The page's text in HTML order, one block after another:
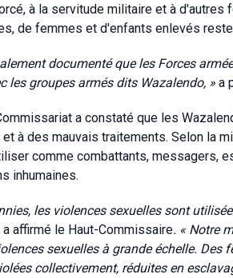
à la servitude militaire et à
de femmes et d'enfants enlevés reste
documenté que les Forces
les groupes armés dits Wazalendo, » a
a constaté que les
à des mauvais traitements. Selon la
comme combattants, messagers,
inhumaines.
les violences sexuelles sont
a affirmé le Haut-Commissaire. « Notre
sexuelles à grande échelle.
collectivement, réduites en